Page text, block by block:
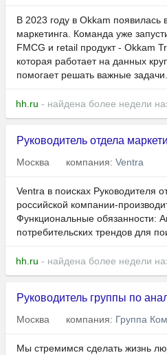
В 2023 году в Okkam появилась
маркетинга. Команда уже
FMCG и retail продукт - Okkam
которая работает на данных
помогает решать важные
hh.ru - найдена более недели
Руководитель отдела
Москва компания: Ventra
Ventra в поисках Руководителя
российской компании-
Функциональные обязанности:
потребительских трендов для
hh.ru - найдена более недели
Руководитель группы по
Москва компания: Группа
Мы стремимся сделать жизнь